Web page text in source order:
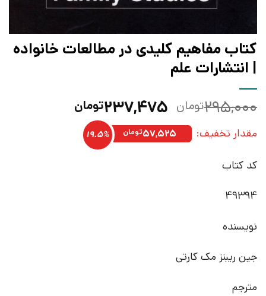
کتاب مفاهیم کلیدی در مطالعات خانواده
| انتشارات علم
۲۹۵,۰۰۰تومان قیمت
اصلی:
۲۹۵,۰۰۰تومان
۲۳۷,۴۷۵تومان
مقدار تخفیف: ۵۷,۵۲۵تومان 19.5%
کد کتاب
49394
نویسنده
جین ریبنز مک کارتی
مترجم